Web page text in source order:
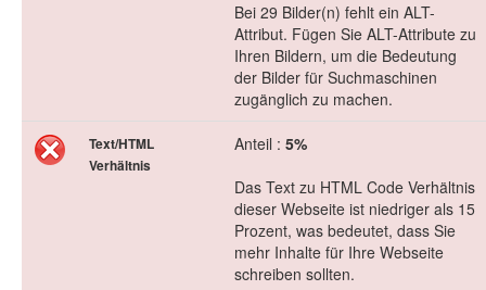
Bei 29 Bilder(n) fehlt ein ALT-
Attribut. Fügen Sie ALT-Attribute zu
Ihren Bildern, um die Bedeutung
der Bilder für Suchmaschinen
zugänglich zu machen.
Text/HTML
Verhältnis
Anteil : 5%
Das Text zu HTML Code Verhältnis
dieser Webseite ist niedriger als 15
Prozent, was bedeutet, dass Sie
mehr Inhalte für Ihre Webseite
schreiben sollten.